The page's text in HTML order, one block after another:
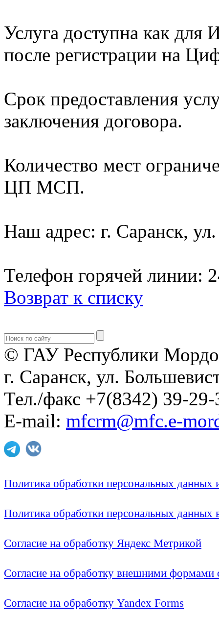
Услуга доступна как для
после регистрации на
Срок предоставления
заключения договора.
Количество мест
ЦП МСП.
Наш адрес: г. Саранск,
Телефон горячей линии:
Возврат к списку
© ГАУ Республики
г. Саранск, ул.
Тел./факс +7(8342) 39-29-
E-mail: mfcrm@mfc.e-
Политика обработки персональных
Политика обработки персональных
Согласие на обработку Яндекс Метрикой
Согласие на обработку внешними формами
Согласие на обработку Yandex Forms